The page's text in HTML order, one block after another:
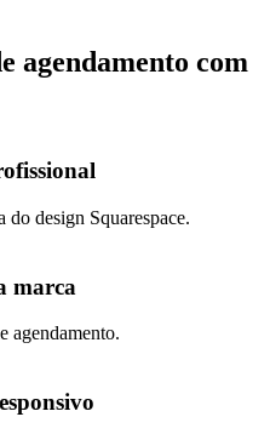
agendamento com
do design Squarespace.
marca
agendamento.